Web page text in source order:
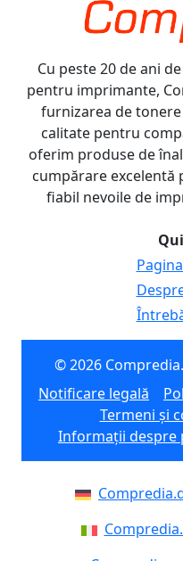
Cu peste 20 de ani
pentru imprimante,
furnizarea de
calitate pentru
oferim produse de
cumpărare excelentă
fiabil nevoile de
© 2026
Notificare legală
Termeni și
Informații despre